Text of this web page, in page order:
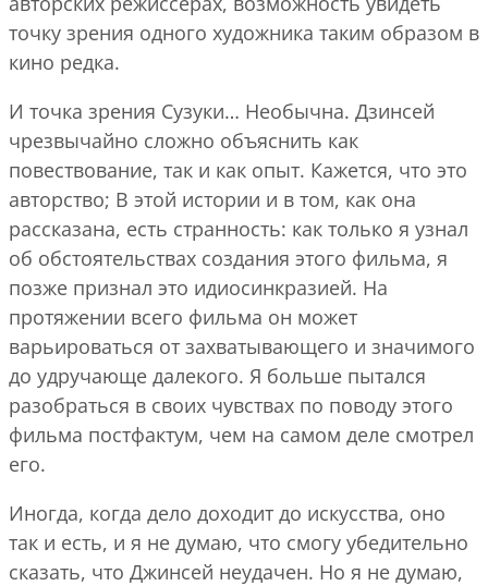
точку зрения одного художника таким образом в
кино редка.
И точка зрения Сузуки… Необычна. Дзинсей
чрезвычайно сложно объяснить как
повествование, так и как опыт. Кажется, что это
авторство; В этой истории и в том, как она
рассказана, есть странность: как только я узнал
об обстоятельствах создания этого фильма, я
позже признал это идиосинкразией. На
протяжении всего фильма он может
варьироваться от захватывающего и значимого
до удручающе далекого. Я больше пытался
разобраться в своих чувствах по поводу этого
фильма постфактум, чем на самом деле смотрел
его.
Иногда, когда дело доходит до искусства, оно
так и есть, и я не думаю, что смогу убедительно
сказать, что Джинсей неудачен. Но я не думаю,